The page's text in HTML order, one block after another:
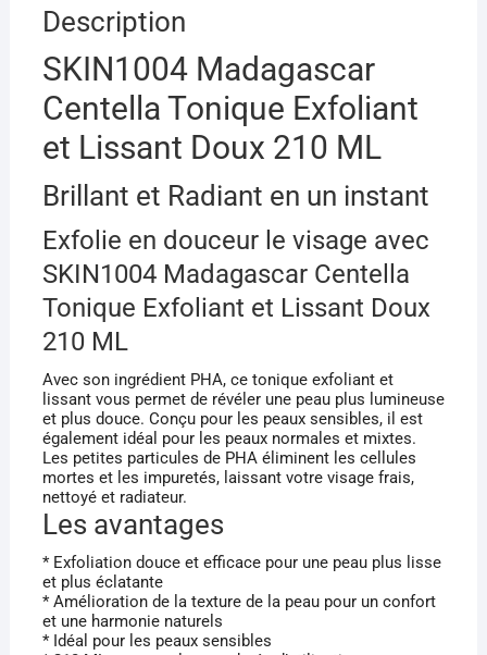
DOUX
210
ML
Description
SKIN1004 Madagascar
Centella Tonique Exfoliant
et Lissant Doux 210 ML
Brillant et Radiant en un instant
Exfolie en douceur le visage avec
SKIN1004 Madagascar Centella
Tonique Exfoliant et Lissant Doux
210 ML
Avec son ingrédient PHA, ce tonique exfoliant et
lissant vous permet de révéler une peau plus lumineuse
et plus douce. Conçu pour les peaux sensibles, il est
également idéal pour les peaux normales et mixtes.
Les petites particules de PHA éliminent les cellules
mortes et les impuretés, laissant votre visage frais,
nettoyé et radiateur.
Les avantages
* Exfoliation douce et efficace pour une peau plus lisse
et plus éclatante
* Amélioration de la texture de la peau pour un confort
et une harmonie naturels
* Idéal pour les peaux sensibles